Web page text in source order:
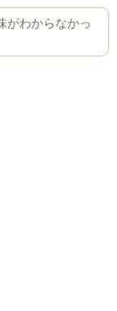
わからなかっ